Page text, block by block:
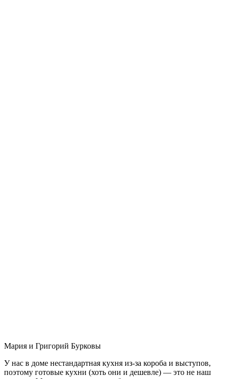
Мария и Григорий Бурковы
У нас в доме нестандартная кухня из-за короба и выступов,
поэтому готовые кухни (хоть они и дешевле) — это не наш